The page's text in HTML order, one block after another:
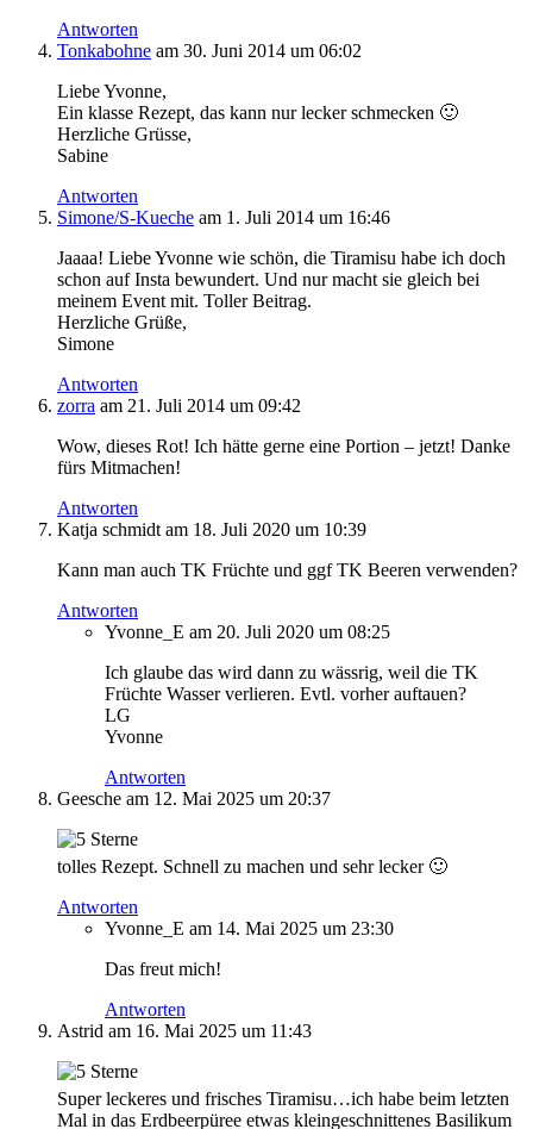
Antworten
Tonkabohne am 30. Juni 2014 um 06:02
Liebe Yvonne,
Ein klasse Rezept, das kann nur lecker schmecken 🙂
Herzliche Grüsse,
Sabine
Antworten
Simone/S-Kueche am 1. Juli 2014 um 16:46
Jaaaa! Liebe Yvonne wie schön, die Tiramisu habe ich doch
schon auf Insta bewundert. Und nur macht sie gleich bei
meinem Event mit. Toller Beitrag.
Herzliche Grüße,
Simone
Antworten
zorra am 21. Juli 2014 um 09:42
Wow, dieses Rot! Ich hätte gerne eine Portion – jetzt! Danke
fürs Mitmachen!
Antworten
Katja schmidt am 18. Juli 2020 um 10:39
Kann man auch TK Früchte und ggf TK Beeren verwenden?
Antworten
Yvonne_E am 20. Juli 2020 um 08:25
Ich glaube das wird dann zu wässrig, weil die TK
Früchte Wasser verlieren. Evtl. vorher auftauen?
LG
Yvonne
Antworten
Geesche am 12. Mai 2025 um 20:37
tolles Rezept. Schnell zu machen und sehr lecker 🙂
Antworten
Yvonne_E am 14. Mai 2025 um 23:30
Das freut mich!
Antworten
Astrid am 16. Mai 2025 um 11:43
Super leckeres und frisches Tiramisu…ich habe beim letzten
Mal in das Erdbeerpüree etwas kleingeschnittenes Basilikum